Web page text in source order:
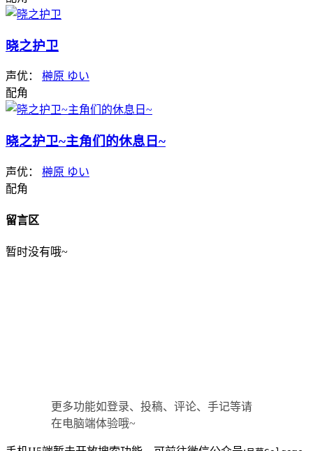
晓之护卫
声优： 榊原 ゆい
配角
晓之护卫~主角们的休息日~
声优： 榊原 ゆい
配角
留言区
暂时没有哦~
更多功能如登录、投稿、评论、手记等请
在电脑端体验哦~